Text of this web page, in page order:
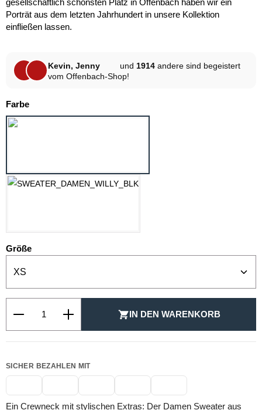
gesellschaftlich schönsten Platz in Offenbach haben wir ein
Porträt aus dem letzten Jahrhundert in unsere Kollektion
einfließen lassen.
Kevin, Jenny und 1914 andere sind begeistert
vom Offenbach-Shop!
Farbeauswählen
Größeauswählen
IN DEN WARENKORB
SICHER BEZAHLEN MIT
Ein Crewneck mit stylischen Extras: Der Damen Sweater aus